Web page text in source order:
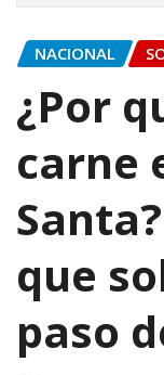
NACIONAL
¿Por
carne
que
paso